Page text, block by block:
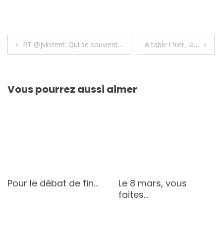
Navigation
l’article
RT @jvinzent: Qui se souvient… A table ! hier, la…
Vous pourrez aussi aimer
Pour le débat de fin…
Le 8 mars, vous
faites…